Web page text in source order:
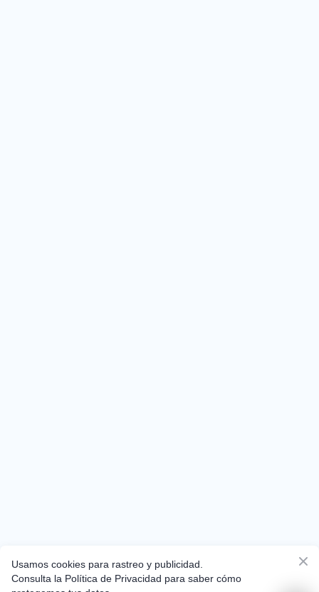
Usamos cookies para rastreo y publicidad.
Consulta la Política de Privacidad para saber cómo